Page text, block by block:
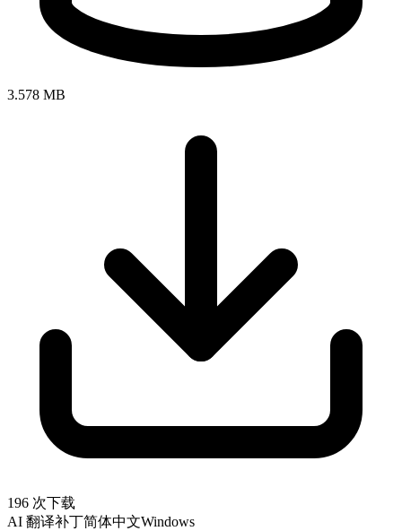
3.578 MB
196 次下载
AI 翻译补丁简体中文Windows